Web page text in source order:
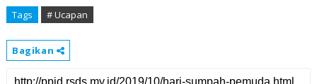
Tags # Ucapan
Bagikan